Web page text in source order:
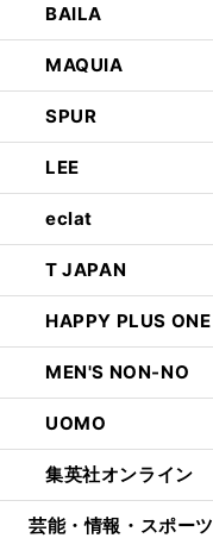
BAILA
MAQUIA
SPUR
LEE
eclat
T JAPAN
HAPPY PLUS ONE
MEN'S NON-NO
UOMO
集英社オンライン
芸能・情報・スポーツ